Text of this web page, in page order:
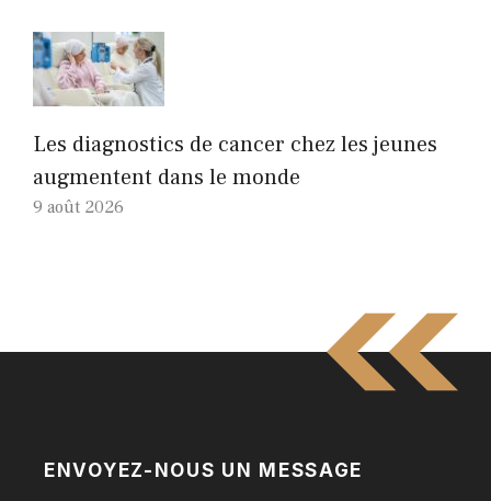
Les diagnostics de cancer chez les jeunes
augmentent dans le monde
9 août 2026
ENVOYEZ-NOUS UN MESSAGE